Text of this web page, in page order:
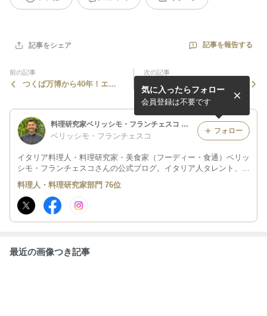
記事をシェア 記事を報告する
前の記事
つくば万博から40年！エミ
ー開催！#イタリア
次の記事
2025年5月ベリッシモのGW
スペシャルイタリア料理教室
のお知らせ！ #料理教室都内
#イケメン
料理研究家ベリッシモ・フランチェスコ オフィシャルブログ Powered by Ameba
ベリッシモ・フランチェスコ
イタリア料理人・料理研究家・美食家（フーディー・食通）ベリッ
シモ・フランチェスコさんの公式ブログ。イタリア人タレント、俳
優、実業家、イタリア料理コンサルタントなど。
気に入ったらフォロー
会員登録は不要です
フォロー
料理人・料理研究家部門 76位
最近の画像つき記事